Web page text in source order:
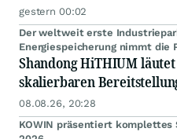
gestern 00:02
Der weltweit erste
Energiespeicherung nimmt die
Shandong HiTHIUM
skalierbaren
08.08.26, 20:28
KOWIN präsentiert